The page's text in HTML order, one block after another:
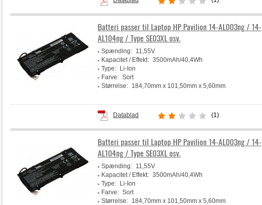
Batteri passer til Laptop HP Pavilion 14-AL003ng / 14-
AL104ng / Type SE03XL osv.
Spænding:
11,55V
Kapacitet / Effekt: 3500mAh/40,4Wh
Type:
Li-Ion
Farve: Sort
Størrelse:
184,70mm x 101,50mm x 5,60mm
Datablad (1)
Batteri passer til Laptop HP Pavilion 14-AL003ng / 14-
AL104ng / Type SE03XL osv.
Spænding:
11,55V
Kapacitet / Effekt: 3500mAh/40,4Wh
Type:
Li-Ion
Farve: Sort
Størrelse:
184,70mm x 101,50mm x 5,60mm